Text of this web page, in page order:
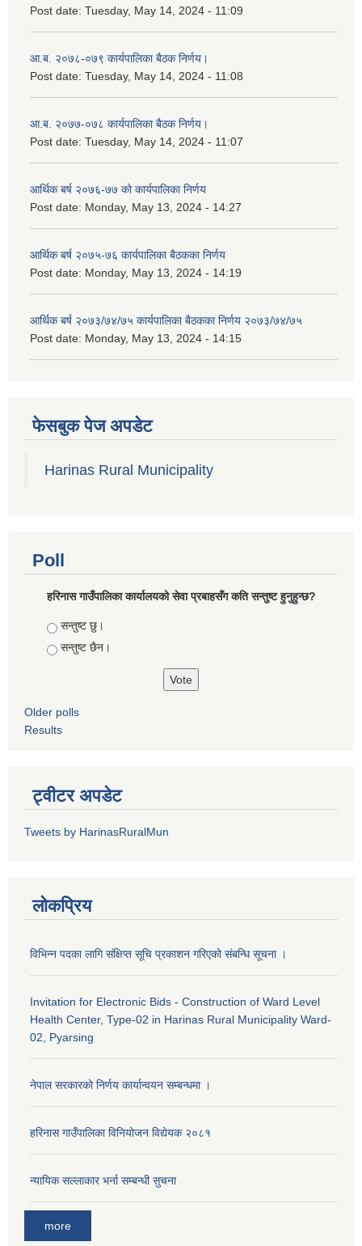
Post date: Tuesday, May 14, 2024 - 11:09
आ.ब. २०७८-०७९ कार्यपालिका बैठक निर्णय।
Post date: Tuesday, May 14, 2024 - 11:08
आ.ब. २०७७-०७८ कार्यपालिका बैठक निर्णय।
Post date: Tuesday, May 14, 2024 - 11:07
आर्थिक बर्ष २०७६-७७ को कार्यपालिका निर्णय
Post date: Monday, May 13, 2024 - 14:27
आर्थिक बर्ष २०७५-७६ कार्यपालिका बैठकका निर्णय
Post date: Monday, May 13, 2024 - 14:19
आर्थिक बर्ष २०७३/७४/७५ कार्यपालिका बैठकका निर्णय २०७३/७४/७५
Post date: Monday, May 13, 2024 - 14:15
फेसबुक पेज अपडेट
Harinas Rural Municipality
Poll
हरिनास गाउँपालिका कार्यालयको सेवा प्रबाहसँग कति सन्तुष्ट हुनुहुन्छ?
Choices
सन्तुष्ट छु।
सन्तुष्ट छैन।
Older polls
Results
ट्वीटर अपडेट
Tweets by HarinasRuralMun
लोकप्रिय
विभिन्न पदका लागि संक्षिप्त सूचि प्रकाशन गरिएको संबन्धि सूचना ।
Invitation for Electronic Bids - Construction of Ward Level
Health Center, Type-02 in Harinas Rural Municipality Ward-
02, Pyarsing
नेपाल सरकारको निर्णय कार्यान्वयन सम्बन्धमा ।
हरिनास गाउँपालिका विनियोजन विद्येयक २०८१
न्यायिक सल्लाकार भर्ना सम्बन्धी सुचना
more